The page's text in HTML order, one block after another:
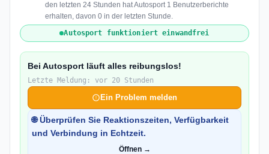
den letzten 24 Stunden hat Autosport 1 Benutzerberichte
erhalten, davon 0 in der letzten Stunde.
Autosport funktioniert einwandfrei
Bei Autosport läuft alles reibungslos!
Letzte Meldung: vor 20 Stunden
Ein Problem melden
🌐 Überprüfen Sie Reaktionszeiten, Verfügbarkeit
und Verbindung in Echtzeit.
Öffnen →